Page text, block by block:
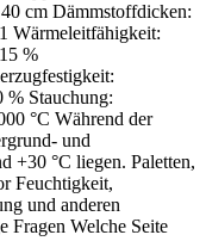
cm Dämmstoffdicken:
Wärmeleitfähigkeit:
%
% Stauchung:
°C Während der
und
+30 °C liegen. Paletten,
Feuchtigkeit,
und anderen
Fragen Welche Seite